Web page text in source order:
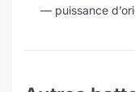
— puissance